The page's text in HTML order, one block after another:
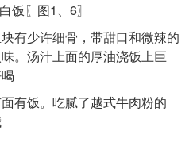
饭〖图1、6〗
有少许细骨，带甜口和微辣的
。汤汁上面的厚油浇饭上巨
有饭。吃腻了越式牛肉粉的